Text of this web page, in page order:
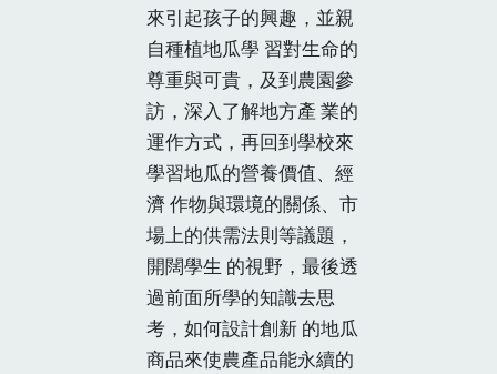
來引起孩子的興趣，並親
自種植地瓜學 習對生命的
尊重與可貴，及到農園參
訪，深入了解地方產 業的
運作方式，再回到學校來
學習地瓜的營養價值、經
濟 作物與環境的關係、市
場上的供需法則等議題，
開闊學生 的視野，最後透
過前面所學的知識去思
考，如何設計創新 的地瓜
商品來使農產品能永續的